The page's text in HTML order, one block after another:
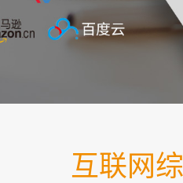
互联网